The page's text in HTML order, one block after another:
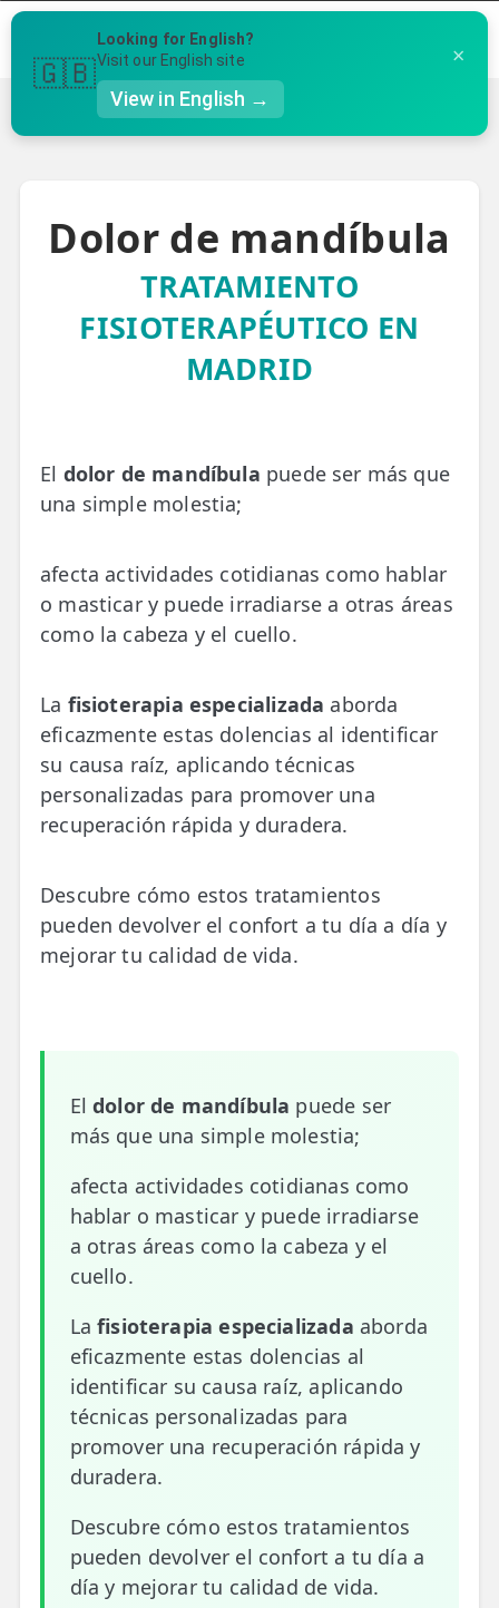
🤔 Preguntas Frecuentes
🔍 Buscador
🇬🇧 English
🔍 Especialidades
💆‍♀️ Tratamientos
😓 Síntomas
📅 Pedir Cita
🏢 Empresas
UBICACIONES
🔍 Buscador Clínicas
📍 Barrio del Pilar
📍 Chamberí - Centro
📍 Barrio Salamanca
TIENDA
🛍️ Tienda Productos Fisioterapia
🎁 Tarjetas Regalo
❤️ Ofertas
CONTACTO
☎️ 91 005 23 63
📧 Contacta
ESPECIALIDADES
🩻 Fisioterapia Traumatológica
Llámanos al 91 005 23 63
Ubicación de nuestras clínicas
Preguntas Frecuentes
Sintomas › Dolor de mandíbula
Dolor de mandíbula
TRATAMIENTO
FISIOTERAPÉUTICO EN
MADRID
El dolor de mandíbula puede ser más que
una simple molestia;
afecta actividades cotidianas como hablar
o masticar y puede irradiarse a otras áreas
como la cabeza y el cuello.
La fisioterapia especializada aborda
eficazmente estas dolencias al identificar
su causa raíz, aplicando técnicas
personalizadas para promover una
recuperación rápida y duradera.
Descubre cómo estos tratamientos
pueden devolver el confort a tu día a día y
mejorar tu calidad de vida.
Eldolor de mandíbula puede ser
más que una simple molestia;
afecta actividades cotidianas como
hablar o masticar y puede irradiarse
a otras áreas como la cabeza y el
cuello.
Lafisioterapia especializada aborda
eficazmente estas dolencias al
identificar su causa raíz, aplicando
técnicas personalizadas para
promover una recuperación rápida y
duradera.
Descubre cómo estos tratamientos
pueden devolver el confort a tu día a
día y mejorar tu calidad de vida.
×
🇬🇧
Looking for English?
Visit our English site
View in English →